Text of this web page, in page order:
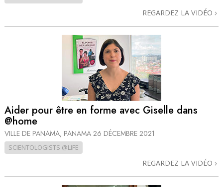
REGARDEZ LA VIDÉO
Aider pour être en forme avec Giselle dans
@home
VILLE DE PANAMA, PANAMA 26 DÉCEMBRE 2021
SCIENTOLOGISTS @LIFE
REGARDEZ LA VIDÉO